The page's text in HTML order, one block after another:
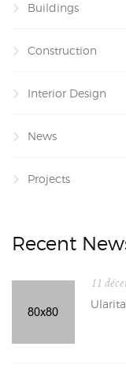
Buildings
Construction
Interior Design
News
Projects
Recent
11